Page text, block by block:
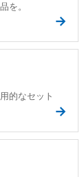
を。
→
的なセット
→